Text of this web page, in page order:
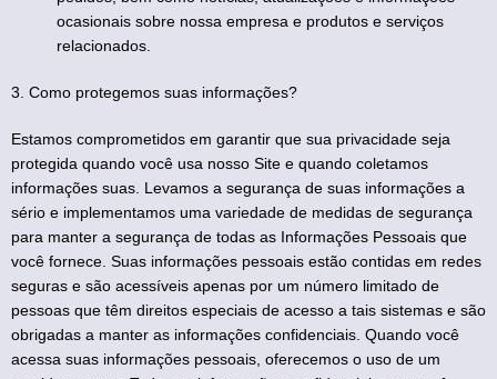
ocasionais sobre nossa empresa e produtos e serviços
relacionados.
3. Como protegemos suas informações?
Estamos comprometidos em garantir que sua privacidade seja
protegida quando você usa nosso Site e quando coletamos
informações suas. Levamos a segurança de suas informações a
sério e implementamos uma variedade de medidas de segurança
para manter a segurança de todas as Informações Pessoais que
você fornece. Suas informações pessoais estão contidas em redes
seguras e são acessíveis apenas por um número limitado de
pessoas que têm direitos especiais de acesso a tais sistemas e são
obrigadas a manter as informações confidenciais. Quando você
acessa suas informações pessoais, oferecemos o uso de um